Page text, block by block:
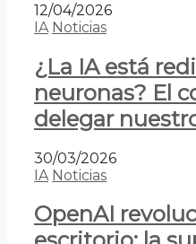
12/04/2026
IA Noticias
¿La IA está
neuronas? El
delegar
30/03/2026
IA Noticias
OpenAI